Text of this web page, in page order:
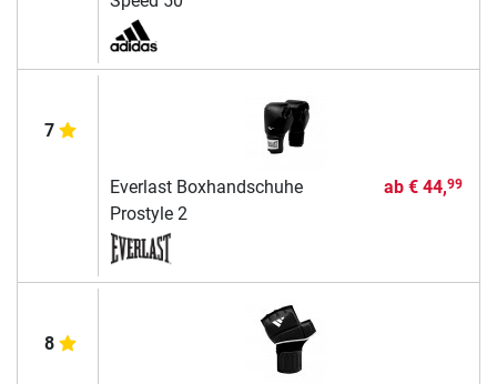
7
Everlast Boxhandschuhe
Prostyle 2
ab € 44,99
8